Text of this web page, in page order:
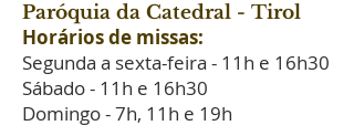
Paróquia da Catedral - Tirol
Horários de missas:
Segunda a sexta-feira - 11h e 16h30
Sábado - 11h e 16h30
Domingo - 7h, 11h e 19h